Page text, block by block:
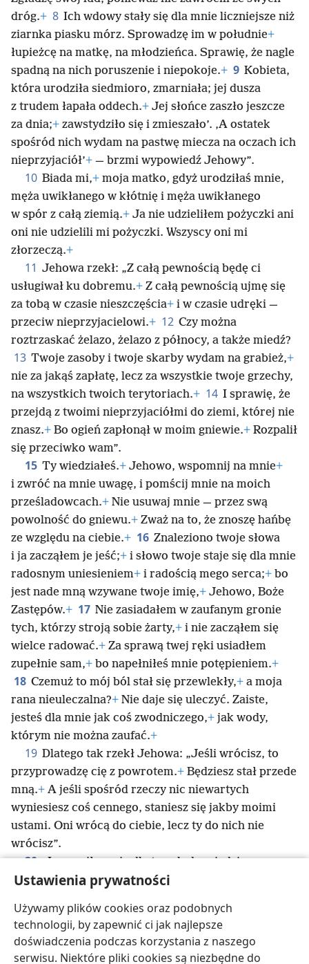
Ustawienia prywatności
Używamy plików cookies oraz podobnych
technologii, by zapewnić ci jak najlepsze
doświadczenia podczas korzystania z naszego
serwisu. Niektóre pliki cookies są niezbędne do
dróg.+ 8 Ich wdowy stały się dla mnie liczniejsze niż
ziarnka piasku mórz. Sprowadzę im w południe+
łupieżcę na matkę, na młodzieńca. Sprawię, że nagle
spadną na nich poruszenie i niepokoje.+ 9 Kobieta,
która urodziła siedmioro, zmarniała; jej dusza
z trudem łapała oddech.+ Jej słońce zaszło jeszcze
za dnia;+ zawstydziło się i zmieszało’. ‚A ostatek
spośród nich wydam na pastwę miecza na oczach ich
nieprzyjaciół’+ — brzmi wypowiedź Jehowy”.
10 Biada mi,+ moja matko, gdyż urodziłaś mnie,
męża uwikłanego w kłótnię i męża uwikłanego
w spór z całą ziemią.+ Ja nie udzieliłem pożyczki ani
oni nie udzielili mi pożyczki. Wszyscy oni mi
złorzeczą.+
11 Jehowa rzekł: „Z całą pewnością będę ci
usługiwał ku dobremu.+ Z całą pewnością ujmę się
za tobą w czasie nieszczęścia+ i w czasie udręki —
przeciw nieprzyjacielowi.+ 12 Czy można
roztrzaskać żelazo, żelazo z północy, a także miedź?
13 Twoje zasoby i twoje skarby wydam na grabież,+
nie za jakąś zapłatę, lecz za wszystkie twoje grzechy,
na wszystkich twoich terytoriach.+ 14 I sprawię, że
przejdą z twoimi nieprzyjaciółmi do ziemi, której nie
znasz.+ Bo ogień zapłonął w moim gniewie.+ Rozpalił
się przeciwko wam”.
15 Ty wiedziałeś.+ Jehowo, wspomnij na mnie+
i zwróć na mnie uwagę, i pomścij mnie na moich
prześladowcach.+ Nie usuwaj mnie — przez swą
powolność do gniewu.+ Zważ na to, że znoszę hańbę
ze względu na ciebie.+ 16 Znaleziono twoje słowa
i ja zacząłem je jeść;+ i słowo twoje staje się dla mnie
radosnym uniesieniem+ i radością mego serca;+ bo
jest nade mną wzywane twoje imię,+ Jehowo, Boże
Zastępów.+ 17 Nie zasiadałem w zaufanym gronie
tych, którzy stroją sobie żarty,+ i nie zacząłem się
wielce radować.+ Za sprawą twej ręki usiadłem
zupełnie sam,+ bo napełniłeś mnie potępieniem.+
18 Czemuż to mój ból stał się przewlekły,+ a moja
rana nieuleczalna?+ Nie daje się uleczyć. Zaiste,
jesteś dla mnie jak coś zwodniczego,+ jak wody,
którym nie można zaufać.+
19 Dlatego tak rzekł Jehowa: „Jeśli wrócisz, to
przyprowadzę cię z powrotem.+ Będziesz stał przede
mną.+ A jeśli spośród rzeczy nic niewartych
wyniesiesz coś cennego, staniesz się jakby moimi
ustami. Oni wrócą do ciebie, lecz ty do nich nie
wrócisz”.
20 „I uczyniłem cię dla tego ludu miedzianym
murem warownym;+i będą z tobą walczyć, ale cię
i wyzwolić”+— brzmi wypowiedź Jehowy.
21 „I wyzwolę cię z ręki złych,
i wykupię cię z dłoni
tyranów”.